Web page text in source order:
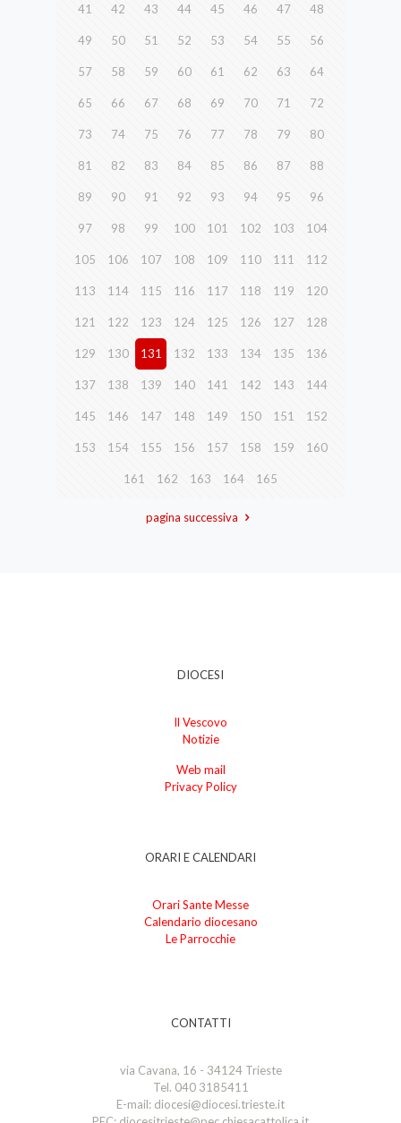
41 42 43 44 45 46 47 48
49 50 51 52 53 54 55 56
57 58 59 60 61 62 63 64
65 66 67 68 69 70 71 72
73 74 75 76 77 78 79 80
81 82 83 84 85 86 87 88
89 90 91 92 93 94 95 96
97 98 99 100 101 102 103 104
105 106 107 108 109 110 111 112
113 114 115 116 117 118 119 120
121 122 123 124 125 126 127 128
129 130 131 132 133 134 135 136
137 138 139 140 141 142 143 144
145 146 147 148 149 150 151 152
153 154 155 156 157 158 159 160
161 162 163 164 165
pagina successiva
DIOCESI
Il Vescovo
Notizie
Web mail
Privacy Policy
ORARI E CALENDARI
Orari Sante Messe
Calendario diocesano
Le Parrocchie
CONTATTI
via Cavana, 16 - 34124 Trieste
Tel. 040 3185411
E-mail: diocesi@diocesi.trieste.it